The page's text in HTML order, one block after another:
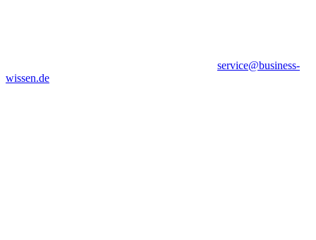
service@business-
wissen.de